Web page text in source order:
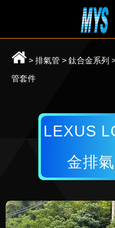
> 排氣管 > 鈦合金系列
管套件
LEXUS
金排